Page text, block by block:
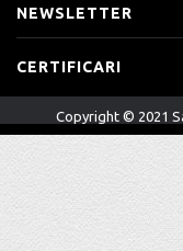
NEWSLETTER
CERTIFICARI
Copyright © 2021